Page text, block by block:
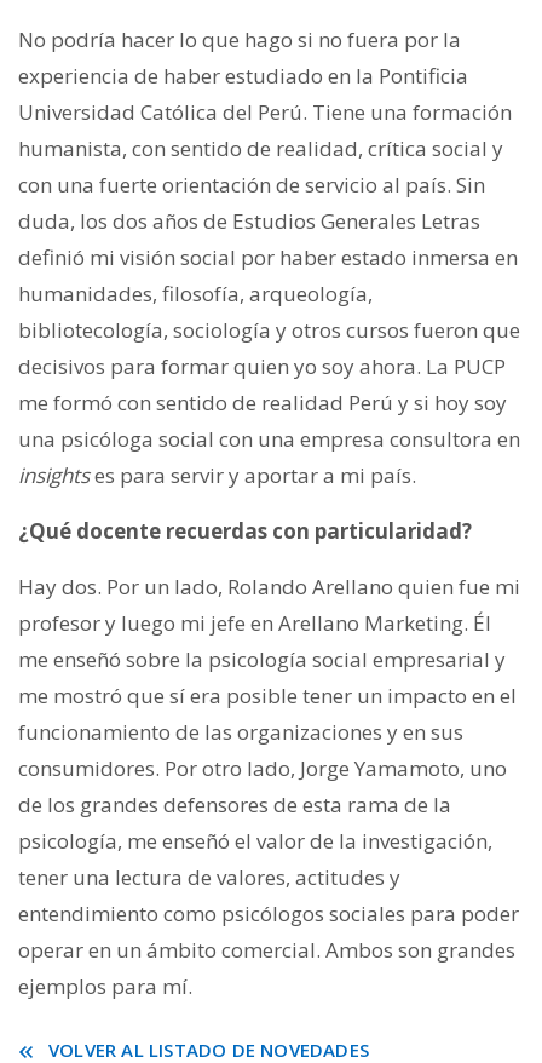
No podría hacer lo que hago si no fuera por la
experiencia de haber estudiado en la Pontificia
Universidad Católica del Perú. Tiene una formación
humanista, con sentido de realidad, crítica social y
con una fuerte orientación de servicio al país. Sin
duda, los dos años de Estudios Generales Letras
definió mi visión social por haber estado inmersa en
humanidades, filosofía, arqueología,
bibliotecología, sociología y otros cursos fueron que
decisivos para formar quien yo soy ahora. La PUCP
me formó con sentido de realidad Perú y si hoy soy
una psicóloga social con una empresa consultora en
insightses para servir y aportar a mi país.
¿Qué docente recuerdas con particularidad?
Hay dos. Por un lado, Rolando Arellano quien fue mi
profesor y luego mi jefe en Arellano Marketing. Él
me enseñó sobre la psicología social empresarial y
me mostró que sí era posible tener un impacto en el
funcionamiento de las organizaciones y en sus
consumidores. Por otro lado, Jorge Yamamoto, uno
de los grandes defensores de esta rama de la
psicología, me enseñó el valor de la investigación,
tener una lectura de valores, actitudes y
entendimiento como psicólogos sociales para poder
operar en un ámbito comercial. Ambos son grandes
ejemplos para mí.
VOLVER AL LISTADO DE NOVEDADES